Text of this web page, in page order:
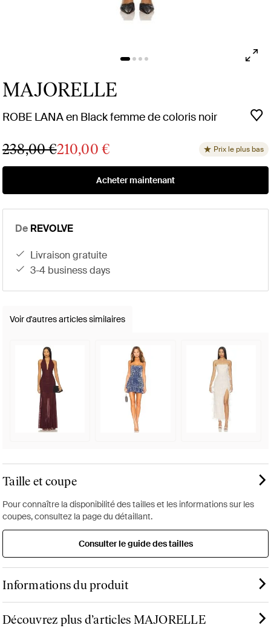
MAJORELLE
ROBE LANA en Black femme de coloris noir
238,00 €210,00 € Prix le plus bas
Acheter maintenant
De REVOLVE
livraison gratuite
3-4 business days
Voir d'autres articles similaires
Taille et coupe
Pour connaître la disponibilité des tailles et les informations sur les
coupes, consultez la page du détaillant.
Consulter le guide des tailles
Informations du produit
Découvrez plus d’articles MAJORELLE